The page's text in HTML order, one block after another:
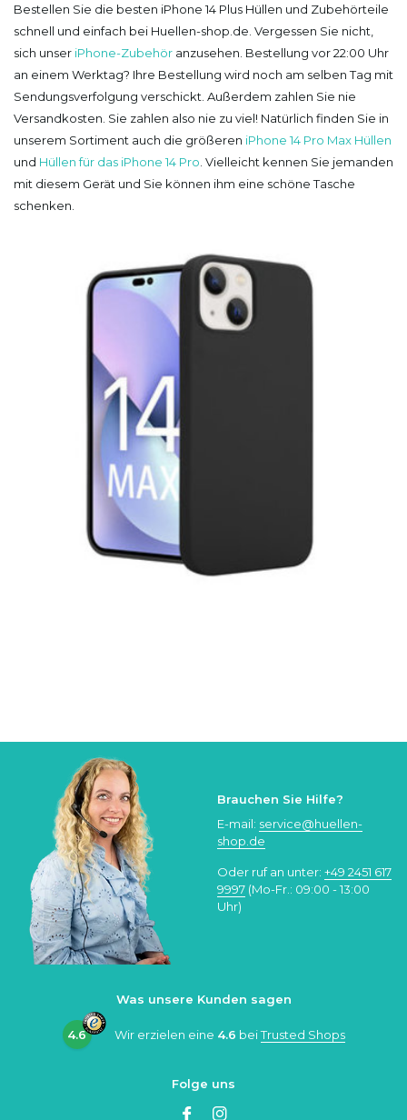
Bestellen Sie die besten iPhone 14 Plus Hüllen und Zubehörteile
schnell und einfach bei Huellen-shop.de. Vergessen Sie nicht,
sich unser iPhone-Zubehör anzusehen. Bestellung vor 22:00 Uhr
an einem Werktag? Ihre Bestellung wird noch am selben Tag mit
Sendungsverfolgung verschickt. Außerdem zahlen Sie nie
Versandkosten. Sie zahlen also nie zu viel! Natürlich finden Sie in
unserem Sortiment auch die größeren iPhone 14 Pro Max Hüllen
und Hüllen für das iPhone 14 Pro . Vielleicht kennen Sie jemanden
mit diesem Gerät und Sie können ihm eine schöne Tasche
schenken.
Brauchen Sie Hilfe?
E-mail: service@huellen-
shop.de
Oder ruf an unter: +49 2451 617
9997 (Mo-Fr.: 09:00 - 13:00
Uhr)
Was unsere Kunden sagen
4.6 Wir erzielen eine 4.6 beiTrusted Shops
Folge uns